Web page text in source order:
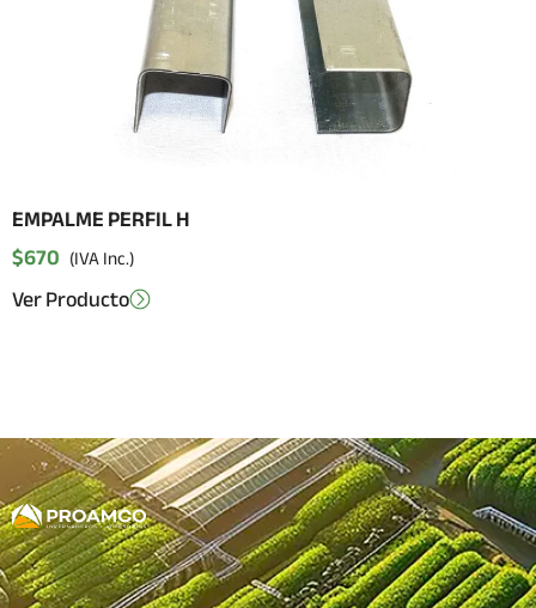
EMPALME PERFIL H
$670 (IVA Inc.)
Ver Producto